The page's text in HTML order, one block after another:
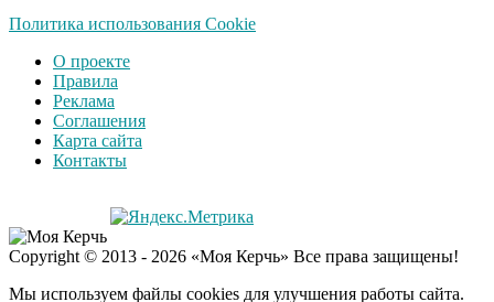
Политика использования Cookie
О проекте
Правила
Реклама
Соглашения
Карта сайта
Контакты
Copyright © 2013 - 2026 «Моя Керчь» Все права защищены!
Мы используем файлы cookies для улучшения работы сайта.